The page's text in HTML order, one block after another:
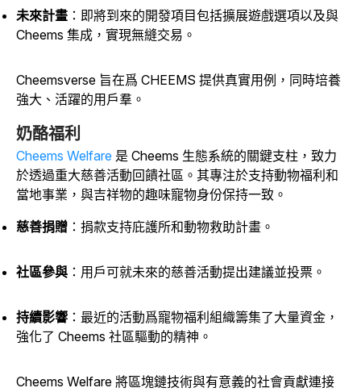
未來計畫 ：即將到來的開發項目包括擴展遊戲選項以及與
Cheems 集成，實現無縫交易。
Cheemsverse 旨在爲 CHEEMS 提供真實用例，同時培養
強大、活躍的用戶羣。
奶酪福利
Cheems Welfare 是 Cheems 生態系統的關鍵支柱，致力
於透過重大慈善活動回饋社區。其專注於支持動物福利和
當地事業，與吉祥物的趣味寵物身份保持一致。
慈善捐贈 ：捐款支持庇護所和動物救助計畫。
社區參與 ：用戶可就未來的慈善活動提出建議並投票。
持續影響 ：最近的活動爲寵物福利組織籌集了大量資金，
強化了 Cheems 社區驅動的精神。
Cheems Welfare 將區塊鏈技術與有意義的社會貢獻連接